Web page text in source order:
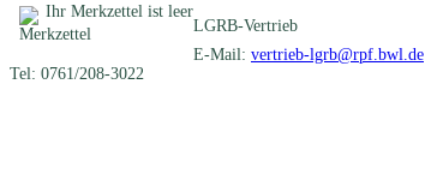
Ihr Merkzettel ist leer
LGRB-Vertrieb
E-Mail: vertrieb-lgrb@rpf.bwl.de
Tel: 0761/208-3022